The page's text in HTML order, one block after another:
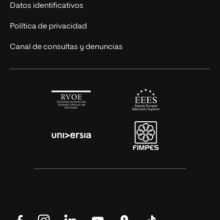
Alianza Newman
Únete a nosotros
Actualidad
Solicita información
Datos identificativos
Política de privacidad
Canal de consultas y denuncias